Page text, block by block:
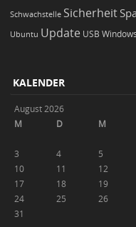
Schwachstelle Sicherheit
Ubuntu Update USB Windows
KALENDER
August 2026
M
D M
3
4 5
10
11 12
17
18 19
24
25 26
31